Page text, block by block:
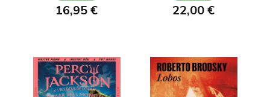
16,95 € 22,00 €